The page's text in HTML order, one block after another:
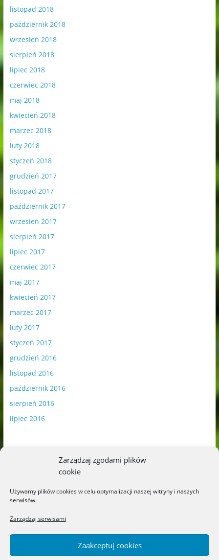
Zarządzaj zgodami plików
cookie
Używamy plików cookies w celu optymalizacji naszej witryny i naszych
serwisów.
Zarządzaj serwisami
Zaakceptuj cookies
listopad 2018
październik 2018
wrzesień 2018
sierpień 2018
lipiec 2018
czerwiec 2018
maj 2018
kwiecień 2018
marzec 2018
luty 2018
styczeń 2018
grudzień 2017
listopad 2017
październik 2017
wrzesień 2017
sierpień 2017
lipiec 2017
czerwiec 2017
maj 2017
kwiecień 2017
marzec 2017
luty 2017
styczeń 2017
grudzień 2016
listopad 2016
październik 2016
sierpień 2016
lipiec 2016